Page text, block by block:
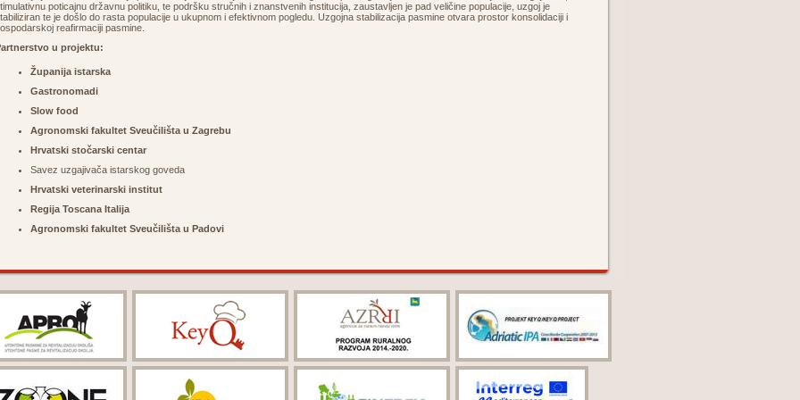
poticajnu državnu politiku, te podršku stručnih i znanstvenih institucija, zaustavljen je pad veličine populacije, uzgoj je
te je došlo do rasta populacije u ukupnom i efektivnom pogledu. Uzgojna stabilizacija pasmine otvara prostor konsolidaciji i
reafirmaciji pasmine.
u projektu:
Županija istarska
Gastronomadi
Slow food
Agronomski fakultet Sveučilišta u Zagrebu
Hrvatski stočarski centar
Savez uzgajivača istarskog goveda
Hrvatski veterinarski institut
Regija Toscana Italija
Agronomski fakultet Sveučilišta u Padovi